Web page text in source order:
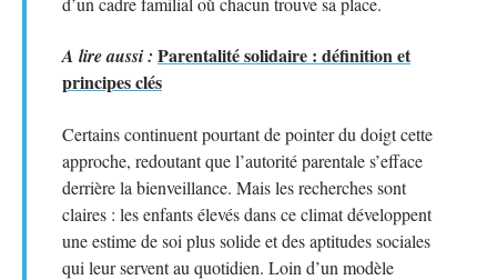
A lire aussi : Parentalité solidaire : définition et
principes clés
Certains continuent pourtant de pointer du doigt cette
approche, redoutant que l’autorité parentale s’efface
derrière la bienveillance. Mais les recherches sont
claires : les enfants élevés dans ce climat développent
une estime de soi plus solide et des aptitudes sociales
qui leur servent au quotidien. Loin d’un modèle